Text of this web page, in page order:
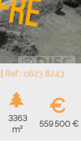
Ref : 0623 8243
3363
m²
€
559 500 €